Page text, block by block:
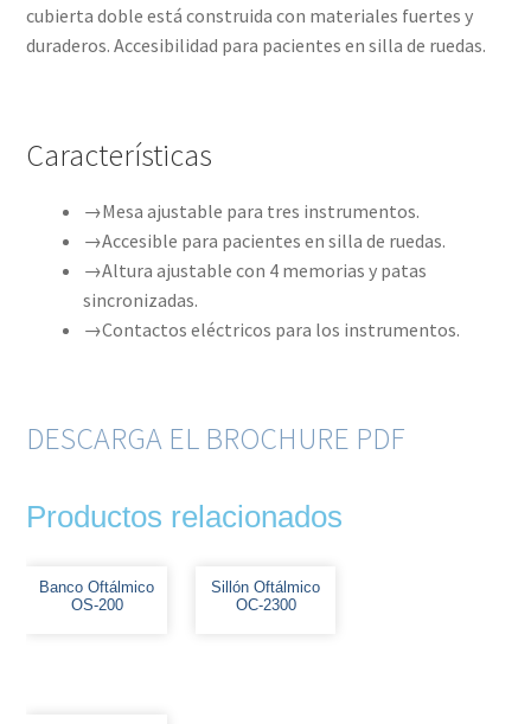
cubierta doble está construida con materiales fuertes y
duraderos. Accesibilidad para pacientes en silla de ruedas.
Características
→Mesa ajustable para tres instrumentos.
→Accesible para pacientes en silla de ruedas.
→Altura ajustable con 4 memorias y patas
sincronizadas.
→Contactos eléctricos para los instrumentos.
DESCARGA EL BROCHURE PDF
Productos relacionados
Banco Oftálmico
OS-200
Sillón Oftálmico
OC-2300